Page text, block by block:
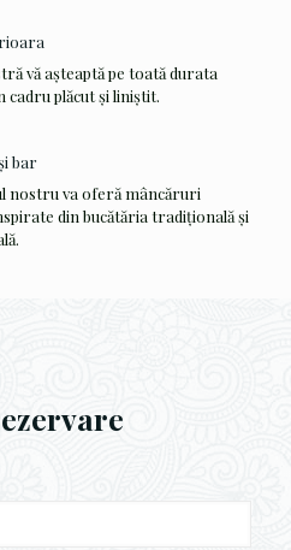
vă așteaptă pe toată durata
plăcut și liniștit.
bar
nostru va oferă mâncăruri
din bucătăria tradițională și